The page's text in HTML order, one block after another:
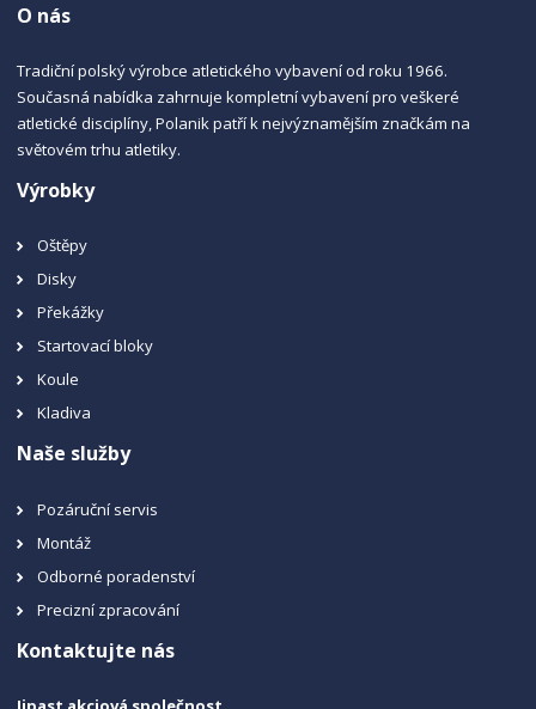
O nás
Tradiční polský výrobce atletického vybavení od roku 1966.
Současná nabídka zahrnuje kompletní vybavení pro veškeré
atletické disciplíny, Polanik patří k nejvýznamějším značkám na
světovém trhu atletiky.
Výrobky
Oštěpy
Disky
Překážky
Startovací bloky
Koule
Kladiva
Naše služby
Pozáruční servis
Montáž
Odborné poradenství
Precizní zpracování
Kontaktujte nás